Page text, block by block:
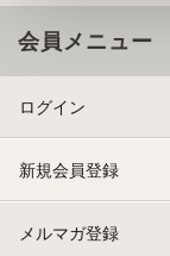
会員メニュー
ログイン
新規会員登録
メルマガ登録